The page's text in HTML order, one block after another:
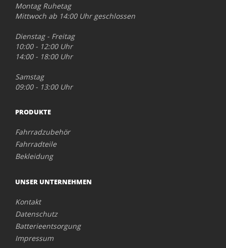
Montag Ruhetag
Mittwoch ab 14:00 Uhr geschlossen
Dienstag - Freitag
10:00 - 12:00 Uhr
14:00 - 18:00 Uhr
Samstag
09:00 - 13:00 Uhr
PRODUKTE
Fahrradzubehör
Fahrradteile
Bekleidung
UNSER UNTERNEHMEN
Kontakt
Datenschutz
Batterieentsorgung
Impressum